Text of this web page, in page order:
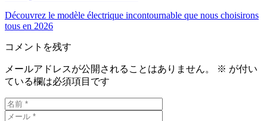
Découvrez le modèle électrique incontournable que nous choisirons
tous en 2026
コメントを残す
メールアドレスが公開されることはありません。 ※ が付い
ている欄は必須項目です